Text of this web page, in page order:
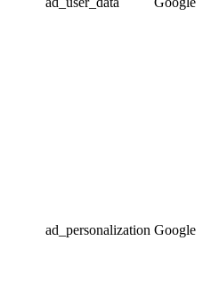
ad_personalization Google